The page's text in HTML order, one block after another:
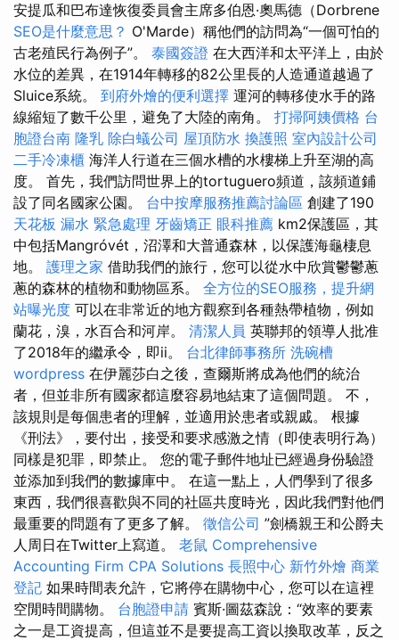
安提瓜和巴布達恢復委員會主席多伯恩·奧馬德（Dorbrene
SEO是什麼意思？ O'Marde）稱他們的訪問為“一個可怕的
古老殖民行為例子”。 泰國簽證 在大西洋和太平洋上，由於
水位的差異，在1914年轉移的82公里長的人造通道越過了
Sluice系統。 到府外燴的便利選擇 運河的轉移使水手的路
線縮短了數千公里，避免了大陸的南角。 打掃阿姨價格 台
胞證台南 隆乳 除白蟻公司 屋頂防水 換護照 室內設計公司
二手冷凍櫃 海洋人行道在三個水槽的水樓梯上升至湖的高
度。 首先，我們訪問世界上的tortuguero頻道，該頻道鋪
設了同名國家公園。 台中按摩服務推薦討論區 創建了190
天花板 漏水 緊急處理 牙齒矯正 眼科推薦 km2保護區，其
中包括Mangróvét，沼澤和大普通森林，以保護海龜棲息
地。 護理之家 借助我們的旅行，您可以從水中欣賞鬱鬱蔥
蔥的森林的植物和動物區系。 全方位的SEO服務，提升網
站曝光度 可以在非常近的地方觀察到各種熱帶植物，例如
蘭花，溴，水百合和河岸。 清潔人員 英聯邦的領導人批准
了2018年的繼承令，即ii。 台北律師事務所 洗碗槽
wordpress 在伊麗莎白之後，查爾斯將成為他們的統治
者，但並非所有國家都這麼容易地結束了這個問題。 不，
該規則是每個患者的理解，並適用於患者或親戚。 根據
《刑法》，要付出，接受和要求感激之情（即使表明行為）
同樣是犯罪，即禁止。 您的電子郵件地址已經過身份驗證
並添加到我們的數據庫中。 在這一點上，人們學到了很多
東西，我們很喜歡與不同的社區共度時光，因此我們對他們
最重要的問題有了更多了解。 徵信公司 ”劍橋親王和公爵夫
人周日在Twitter上寫道。 老鼠 Comprehensive
Accounting Firm CPA Solutions 長照中心 新竹外燴 商業
登記 如果時間表允許，它將停在購物中心，您可以在這裡
空閒時間購物。 台胞證申請 賓斯·圖茲森說：“效率的要素
之一是工資提高，但這並不是要提高工資以換取改革，反之